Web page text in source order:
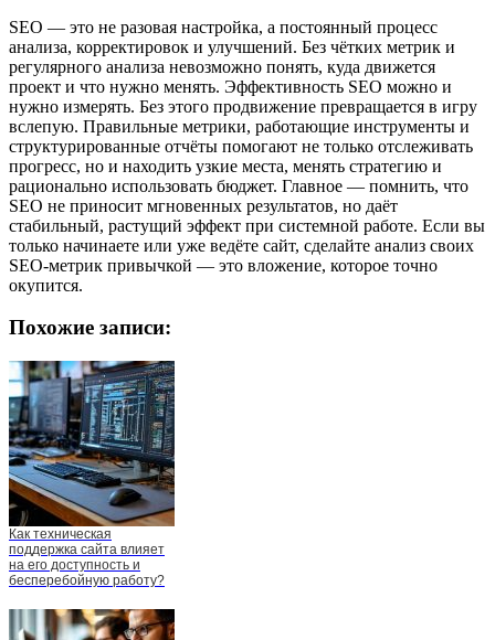
SEO — это не разовая настройка, а постоянный процесс
анализа, корректировок и улучшений. Без чётких метрик и
регулярного анализа невозможно понять, куда движется
проект и что нужно менять. Эффективность SEO можно и
нужно измерять. Без этого продвижение превращается в игру
вслепую. Правильные метрики, работающие инструменты и
структурированные отчёты помогают не только отслеживать
прогресс, но и находить узкие места, менять стратегию и
рационально использовать бюджет. Главное — помнить, что
SEO не приносит мгновенных результатов, но даёт
стабильный, растущий эффект при системной работе. Если вы
только начинаете или уже ведёте сайт, сделайте анализ своих
SEO-метрик привычкой — это вложение, которое точно
окупится.
Похожие записи:
Как техническая
поддержка сайта влияет
на его доступность и
бесперебойную работу?